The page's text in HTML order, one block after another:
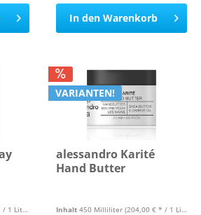
In den Warenkorb
Liter)
VARIANTEN!
alessandro Karité
Hand Butter
Inhalt 450 Milliliter (204,00 € * / 1 Liter)